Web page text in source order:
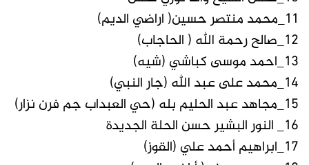
11_محمد منتصر حسين( اراضي الديم)
12_صالح رحمة الله ( الحاجاب)
13_احمد موسى كباشي (شيه)
14_محمد على عبد الله (جار النبي)
15_مجاهد عبد الحليم بله (حي العبداب جم فرن نزار)
16_ النور البشير حسن الحلة الجديدة
17_ابراهيم أحمد علي (القوز)